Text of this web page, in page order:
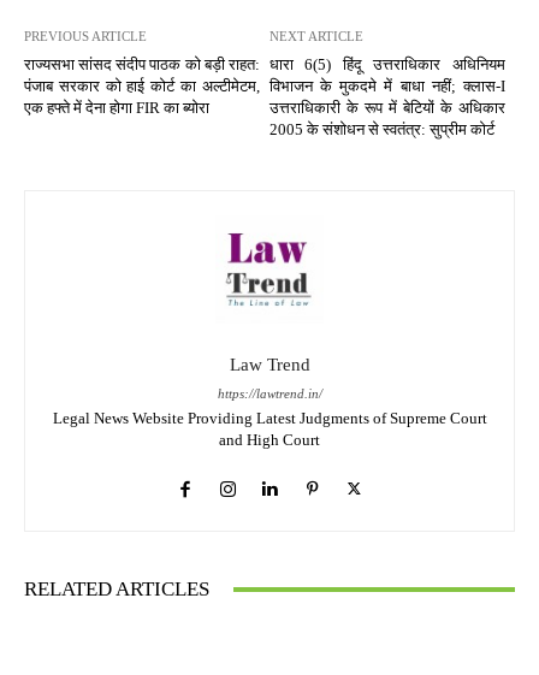
PREVIOUS ARTICLE
राज्यसभा सांसद संदीप पाठक को बड़ी राहत:
पंजाब सरकार को हाई कोर्ट का अल्टीमेटम,
एक हफ्ते में देना होगा FIR का ब्योरा
NEXT ARTICLE
धारा 6(5) हिंदू उत्तराधिकार अधिनियम
विभाजन के मुकदमे में बाधा नहीं; क्लास-I
उत्तराधिकारी के रूप में बेटियों के अधिकार
2005 के संशोधन से स्वतंत्र: सुप्रीम कोर्ट
Law Trend
https://lawtrend.in/
Legal News Website Providing Latest Judgments of Supreme Court
and High Court
RELATED ARTICLES